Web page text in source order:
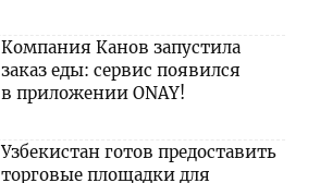
Компания Канов запустила
заказ еды: сервис появился
в приложении ONAY!
Узбекистан готов предоставить
торговые площадки для